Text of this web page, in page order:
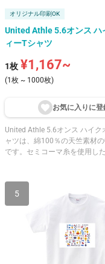
オリジナル印刷OK
United Athle 5.6オンス ハ
ィーTシャツ
1枚 ¥1,167~
(1枚 ~ 1000枚)
お気に入りに登
United Athle 5.6オンス ハイク
ャツは、綿100％の天竺素材
です。セミコーマ糸を使用し
で、縫い代が肌に当たらず伸
ぎます。ホワイト・ブラック
の定番カラーから、トロピカ
リアイエロー・ターコイズブ
的なカラーまで、豊富な24色
5